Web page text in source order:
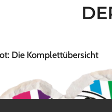
Die Komplettübersicht